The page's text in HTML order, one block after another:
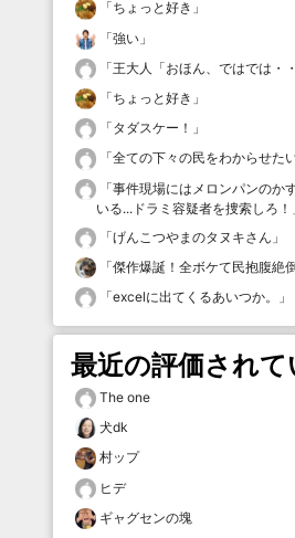
「ちょっと好き 」
「強い 」
「王大人「おほん、ではでは・・
「ちょっと好き 」
「タダスケー！ 」
「全ての下々の民をわからせた
「事件現場にはメロンパンのか
いる...ドラミ容疑者を捜索しろ！
「げんこつやまのタヌキさん 」
「傑作爆誕！全ボケて民抱腹絶
「excelに出てくるあいつか。 」
最近の評価されて
The one
犬dk
村ップ
ヒデ
ギャグセンの塊